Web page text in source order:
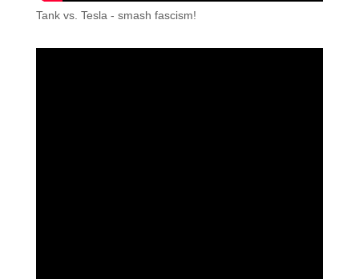
Tank vs. Tesla - smash fascism!